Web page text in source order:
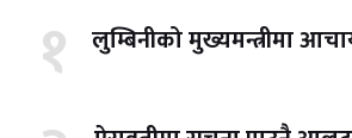
१ लुम्बिनीको मुख्यमन्त्रीमा